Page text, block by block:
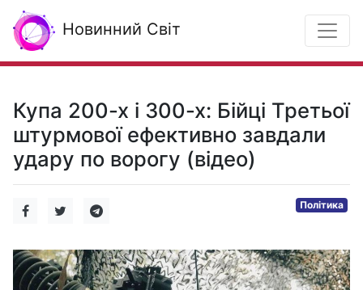
Новинний Світ
Купа 200-х і 300-х: Бійці Третьої
штурмової ефективно завдали
удару по ворогу (відео)
Політика